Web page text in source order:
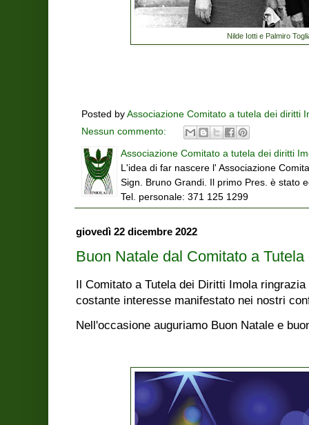
Nilde Iotti e Palmiro
Posted by Associazione Comitato a tutela dei diritti
Nessun commento:
Associazione Comitato a tutela dei diritti
L'idea di far nascere l' Associazione
Sign. Bruno Grandi. Il primo Pres. è stato
Tel. personale: 371 125 1299
giovedì 22 dicembre 2022
Buon Natale dal Comitato a
Il Comitato a Tutela dei Diritti Imola
costante interesse manifestato nei nostri
Nell'occasione auguriamo Buon Natale e